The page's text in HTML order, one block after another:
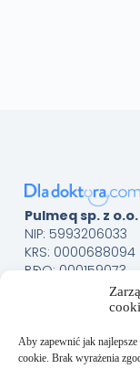
Aby zapewnić jak
cookie. Brak wyrażenia
Pulmeq sp. z o.o.
NIP: 5993206033
KRS: 0000688094
BDO: 000159073
Menu
Kontakt
Obsługa